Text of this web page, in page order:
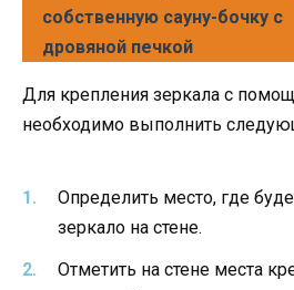
собственную сауну-бочку с
дровяной печкой
Для крепления зеркала с
необходимо выполнить
Определить место, где
зеркало на стене.
Отметить на стене места